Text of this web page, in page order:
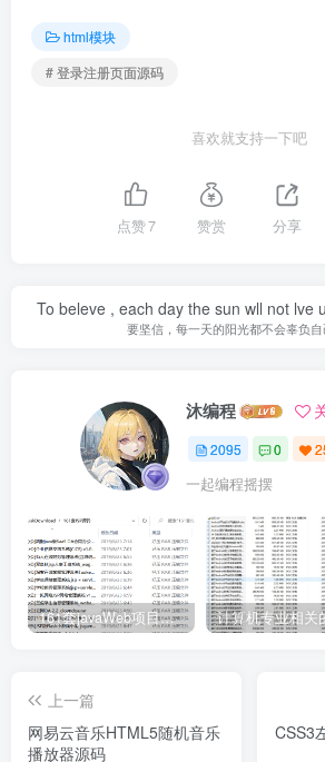
html模块
# 登录注册页面源码
喜欢就支持一下吧
点赞7 赞赏 分享
To beleve , each day the sun wll not lve
要坚信，每一天的阳光都不会辜负
沐编程
2095 0
一起编程摇摆
161套javaWeb项目源码免费分享
上一篇
网易云音乐HTML5随机音乐
播放器源码
CSS3